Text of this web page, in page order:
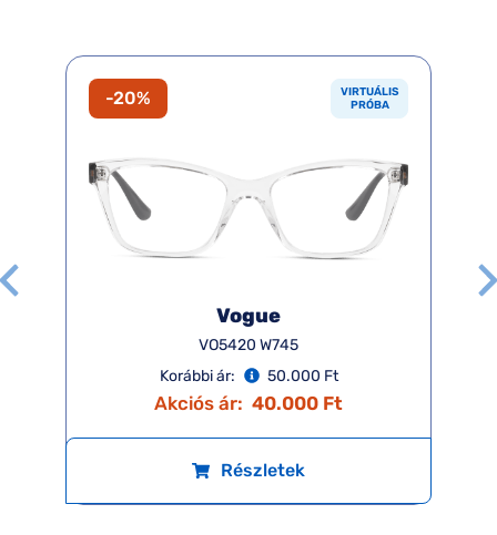
-20%
VIRTUÁLIS
PRÓBA
Vogue
VO5420 W745
Korábbi ár:
50.000 Ft
Akciós ár: 40.000 Ft
Részletek